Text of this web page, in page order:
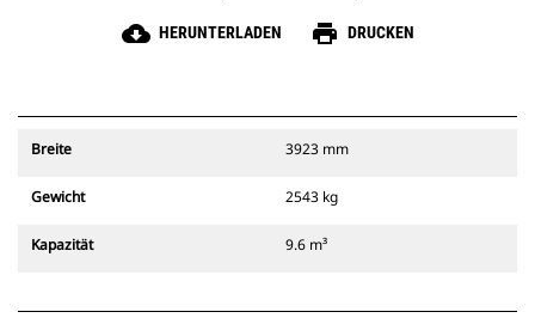
cloud_download HERUNTERLADEN print DRUCKEN
Breite 3923 mm
Gewicht 2543 kg
Kapazität 9.6 m³